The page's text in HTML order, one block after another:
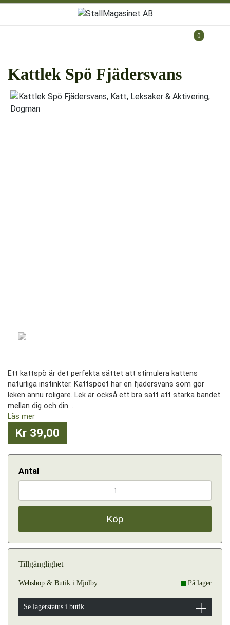
0
Kattlek Spö Fjädersvans
Ett kattspö är det perfekta sättet att stimulera kattens
naturliga instinkter. Kattspöet har en fjädersvans som gör
leken ännu roligare. Lek är också ett bra sätt att stärka bandet
mellan dig och din ...
Läs mer
Kr 39,00
Antal
Köp
Tillgänglighet
Webshop & Butik i Mjölby På lager
Se lagerstatus i butik